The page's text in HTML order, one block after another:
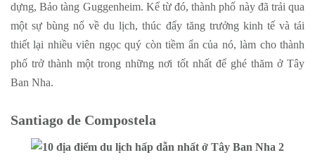
dựng, Bảo tàng Guggenheim. Kể từ đó, thành phố này đã trải qua
một sự bùng nổ về du lịch, thúc đẩy tăng trưởng kinh tế và tái
thiết lại nhiều viên ngọc quý còn tiềm ẩn của nó, làm cho thành
phố trở thành một trong những nơi tốt nhất để ghé thăm ở Tây
Ban Nha.
Santiago de Compostela